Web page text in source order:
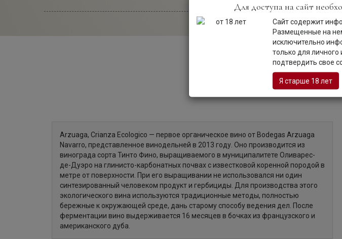
Сахар:
Сухое
Arzuaga, Crianza Ecologico — первое органическое вино от Bodegas Arzuaga
Navarro, представленное винодельней в 2013 году. Оно производится из
винограда сорта Тинто Фино, выращиваемого в муниципалитете Оливарес-
де-Дуэро на глинисто-карбонатных почвах с известковой коренной породой в
метре от поверхности. При его выращивании не использовался ни один
синтезированный человеком продукт и гербициды. Для производства этого
экологического вина используются традиционные методы, полностью
бережные к окружающей среде, дань старому способу ведения дел. После
ферментации вино выдерживается 16 месяцев в бочках из французского и
американского дуба.
Для доступа на сайт
Сайт содержит
Размещенные на
исключительно
только для
подтвердить свое
Я старше 18 лет